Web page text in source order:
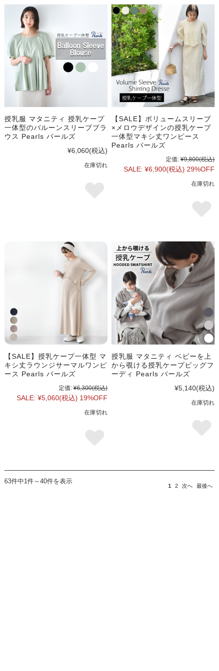
授乳服 マタニティ 授乳ケープ
一体型のバルーンスリーブブラ
ウス Pearls パールズ
¥6,060(税込)
在庫切れ
【SALE】ボリュームスリーブ
×メロウデザインの授乳ケープ
一体型マキシ丈ワンピース
Pearls パールズ
定価: ¥9,800(税込)
SALE: ¥6,900(税込) 29%OFF
在庫切れ
【SALE】授乳ケープ一体型 マ
キシ丈ラウンジサーマルワンピ
ース Pearls パールズ
定価: ¥6,300(税込)
SALE: ¥5,060(税込) 19%OFF
在庫切れ
授乳服 マタニティ ベビーを上
から覗ける授乳ケープビッグフ
ーディ Pearls パールズ
¥5,140(税込)
在庫切れ
63件中1件～40件を表示
1 2 次へ 最後へ